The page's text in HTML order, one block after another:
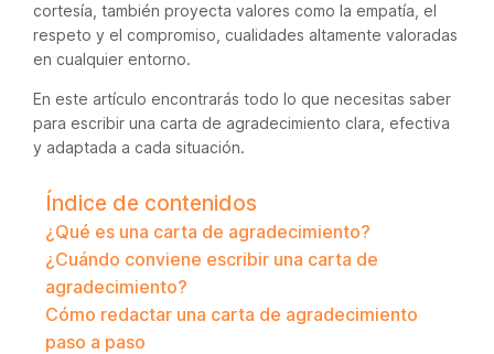
cortesía, también proyecta valores como la empatía, el
respeto y el compromiso, cualidades altamente valoradas
en cualquier entorno.
En este artículo encontrarás todo lo que necesitas saber
para escribir una carta de agradecimiento clara, efectiva
y adaptada a cada situación.
Índice de contenidos
¿Qué es una carta de agradecimiento?
¿Cuándo conviene escribir una carta de
agradecimiento?
Cómo redactar una carta de agradecimiento
paso a paso